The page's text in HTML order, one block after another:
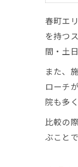
春町エ
を持つ
間・土
また、
ローチ
院も多
比較の
ぶこと